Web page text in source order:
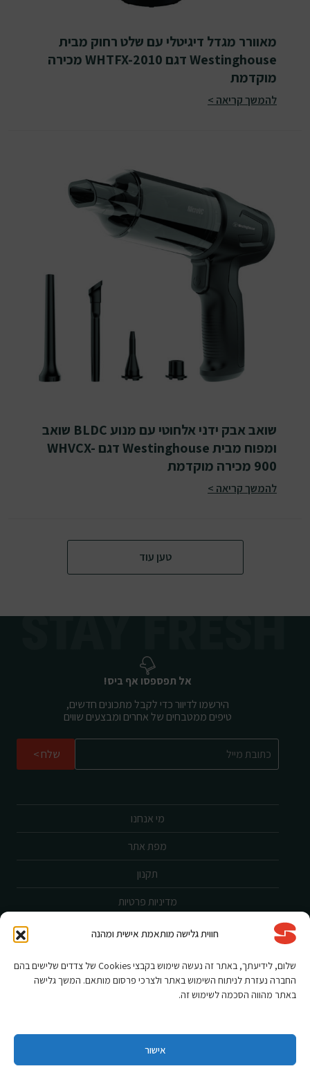
חווית גלישה מותאמת אישית ומהנה
שלום, לידיעתך, באתר זה נעשה שימוש בקבצי Cookies של צדדים שלישים בהם
החברה נעזרת לניתוח השימוש באתר ולצרכי פרסום מותאם. המשך גלישה
באתר מהווה הסכמה לשימוש זה.
אישור
מאוורר מגדל דיגיטלי עם שלט רחוק מבית
Westinghouse דגם WHTFX-2010 מכירה
מוקדמת
להמשך קריאה
שואב אבק ידני אלחוטי עם מנוע BLDC שואב
ומפוח מבית Westinghouse דגם WHVCX-
900 מכירה מוקדמת
להמשך קריאה
טען עוד
מי אנחנו
מפת אתר
תקנון
מדיניות פרטיות
ביטול עסקה
הצהרת נגישות
אל תפספסו אף ביס!
הירשמו לדיוור כדי לקבל מתכונים חדשים,
טיפים ממטבחים של אחרים ומבצעים שווים
שלח